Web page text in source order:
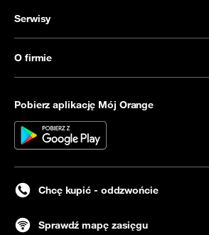
Serwisy
O firmie
Pobierz aplikację Mój Orange
Chcę kupić - oddzwońcie
Sprawdź mapę zasięgu